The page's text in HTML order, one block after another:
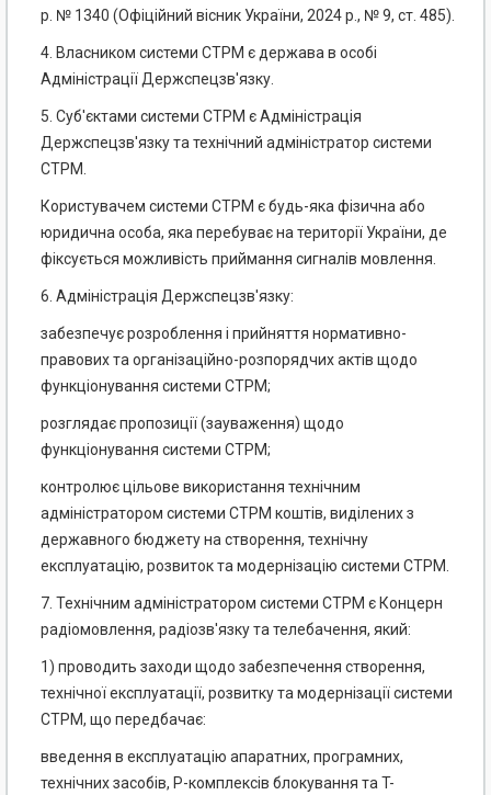
р. № 1340 (Офіційний вісник України, 2024 р., № 9, ст. 485).
4. Власником системи СТРМ є держава в особі
Адміністрації Держспецзв'язку.
5. Суб'єктами системи СТРМ є Адміністрація
Держспецзв'язку та технічний адміністратор системи
СТРМ.
Користувачем системи СТРМ є будь-яка фізична або
юридична особа, яка перебуває на території України, де
фіксується можливість приймання сигналів мовлення.
6. Адміністрація Держспецзв'язку:
забезпечує розроблення і прийняття нормативно-
правових та організаційно-розпорядчих актів щодо
функціонування системи СТРМ;
розглядає пропозиції (зауваження) щодо
функціонування системи СТРМ;
контролює цільове використання технічним
адміністратором системи СТРМ коштів, виділених з
державного бюджету на створення, технічну
експлуатацію, розвиток та модернізацію системи СТРМ.
7. Технічним адміністратором системи СТРМ є Концерн
радіомовлення, радіозв'язку та телебачення, який:
1) проводить заходи щодо забезпечення створення,
технічної експлуатації, розвитку та модернізації системи
СТРМ, що передбачає:
введення в експлуатацію апаратних, програмних,
технічних засобів, P-комплексів блокування та T-